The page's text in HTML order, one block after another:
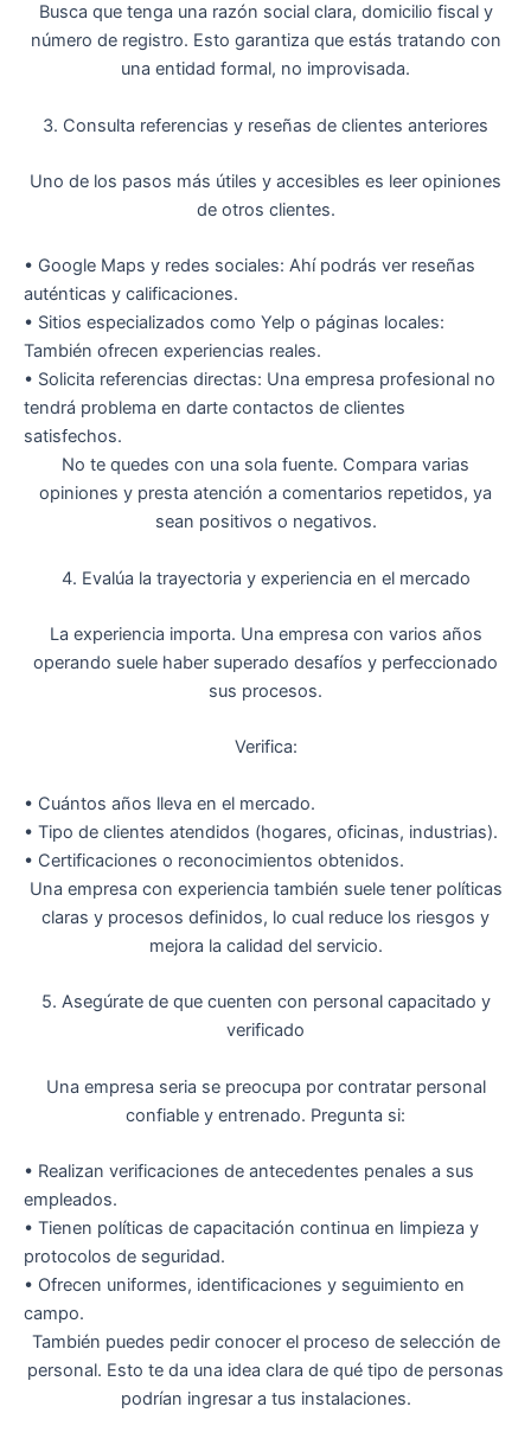
Busca que tenga una razón social clara, domicilio fiscal y
número de registro. Esto garantiza que estás tratando con
una entidad formal, no improvisada.
3. Consulta referencias y reseñas de clientes anteriores
Uno de los pasos más útiles y accesibles es leer opiniones
de otros clientes.
• Google Maps y redes sociales: Ahí podrás ver reseñas
auténticas y calificaciones.
• Sitios especializados como Yelp o páginas locales:
También ofrecen experiencias reales.
• Solicita referencias directas: Una empresa profesional no
tendrá problema en darte contactos de clientes
satisfechos.
No te quedes con una sola fuente. Compara varias
opiniones y presta atención a comentarios repetidos, ya
sean positivos o negativos.
4. Evalúa la trayectoria y experiencia en el mercado
La experiencia importa. Una empresa con varios años
operando suele haber superado desafíos y perfeccionado
sus procesos.
Verifica:
• Cuántos años lleva en el mercado.
• Tipo de clientes atendidos (hogares, oficinas, industrias).
• Certificaciones o reconocimientos obtenidos.
Una empresa con experiencia también suele tener políticas
claras y procesos definidos, lo cual reduce los riesgos y
mejora la calidad del servicio.
5. Asegúrate de que cuenten con personal capacitado y
verificado
Una empresa seria se preocupa por contratar personal
confiable y entrenado. Pregunta si:
• Realizan verificaciones de antecedentes penales a sus
empleados.
• Tienen políticas de capacitación continua en limpieza y
protocolos de seguridad.
• Ofrecen uniformes, identificaciones y seguimiento en
campo.
También puedes pedir conocer el proceso de selección de
personal. Esto te da una idea clara de qué tipo de personas
podrían ingresar a tus instalaciones.